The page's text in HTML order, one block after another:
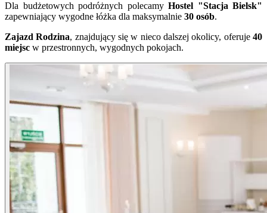
Dla budżetowych podróżnych polecamy Hostel "Stacja Bielsk"
zapewniający wygodne łóżka dla maksymalnie 30 osób.
Zajazd Rodzina, znajdujący się w nieco dalszej okolicy, oferuje40
miejsc w przestronnych, wygodnych pokojach.